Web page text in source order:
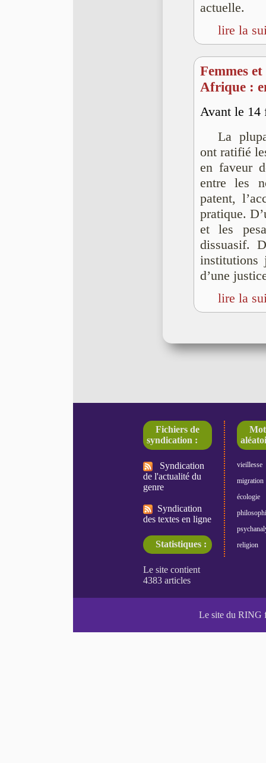
actuelle.
lire la
Femmes
Afrique :
Avant le 14
La
ont ratifié
en faveur
entre les
patent,
pratique.
et les
dissuasif.
institutions
d’une
lire la
Fichiers de
syndication :
Syndication
de l'actualité du
genre
Syndication
des textes en ligne
Statistiques :
vieillesse
migration
écologie
religion
Le site du RING